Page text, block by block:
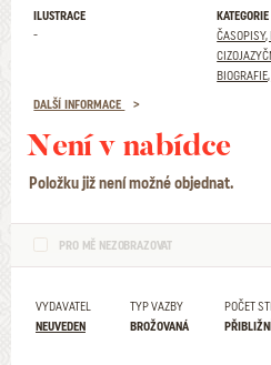
ILUSTRACE
-
KATEGORIE
ČASOPISY,
DALŠÍ INFORMACE
Není v nabídce
Položku již není možné objednat.
PRO MĚ NEZOBRAZOVAT
VYDAVATEL
NEUVEDEN
TYP VAZBY
BROŽOVANÁ
POČET